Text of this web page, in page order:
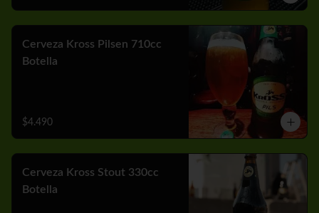
Cerveza Kross Pilsen 710cc
Botella
$4.490
Cerveza Kross Stout 330cc
Botella